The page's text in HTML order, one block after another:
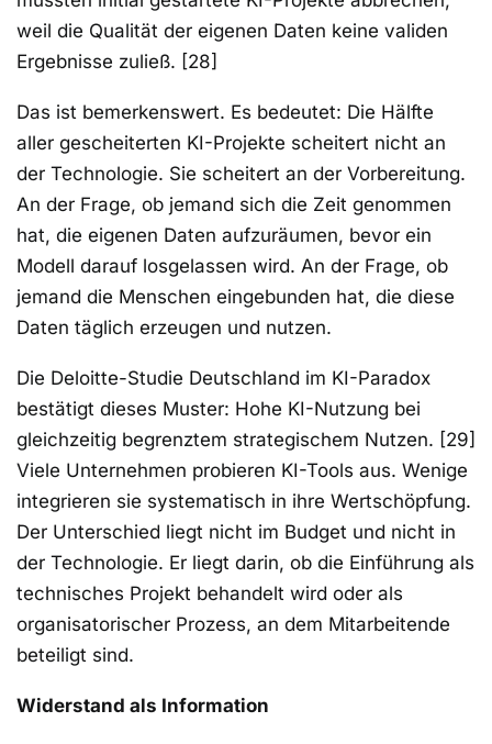
weil die Qualität der eigenen Daten keine validen
Ergebnisse zuließ. [28]
Das ist bemerkenswert. Es bedeutet: Die Hälfte
aller gescheiterten KI-Projekte scheitert nicht an
der Technologie. Sie scheitert an der Vorbereitung.
An der Frage, ob jemand sich die Zeit genommen
hat, die eigenen Daten aufzuräumen, bevor ein
Modell darauf losgelassen wird. An der Frage, ob
jemand die Menschen eingebunden hat, die diese
Daten täglich erzeugen und nutzen.
Die Deloitte-Studie Deutschland im KI-Paradox
bestätigt dieses Muster: Hohe KI-Nutzung bei
gleichzeitig begrenztem strategischem Nutzen. [29]
Viele Unternehmen probieren KI-Tools aus. Wenige
integrieren sie systematisch in ihre Wertschöpfung.
Der Unterschied liegt nicht im Budget und nicht in
der Technologie. Er liegt darin, ob die Einführung als
technisches Projekt behandelt wird oder als
organisatorischer Prozess, an dem Mitarbeitende
beteiligt sind.
Widerstand als Information